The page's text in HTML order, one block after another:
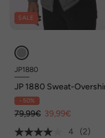
SALE
JP1880
JP 1880 Sweat-
Webfell-Futter, bis 7 XL
- 50%
79,99€ 39,99€
4
(2)